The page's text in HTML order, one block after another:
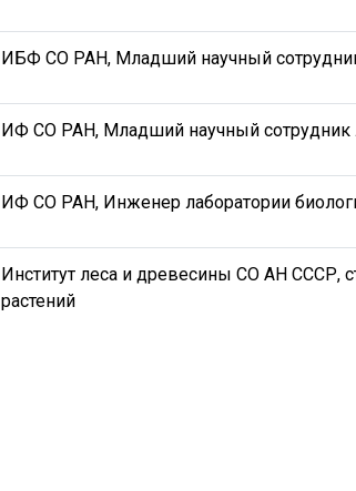
ИБФ СО РАН, Младший научный
ИФ СО РАН, Младший научный сотрудник
ИФ СО РАН, Инженер лаборатории
Институт леса и древесины СО АН СССР,
растений